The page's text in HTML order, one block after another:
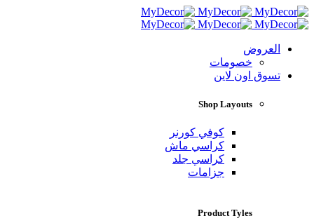
العروض
خصومات
تسوق اون لاين
Shop Layouts
كوفي كورنر
كراسي ماش
كراسي جلد
جزامات
Product Tyles